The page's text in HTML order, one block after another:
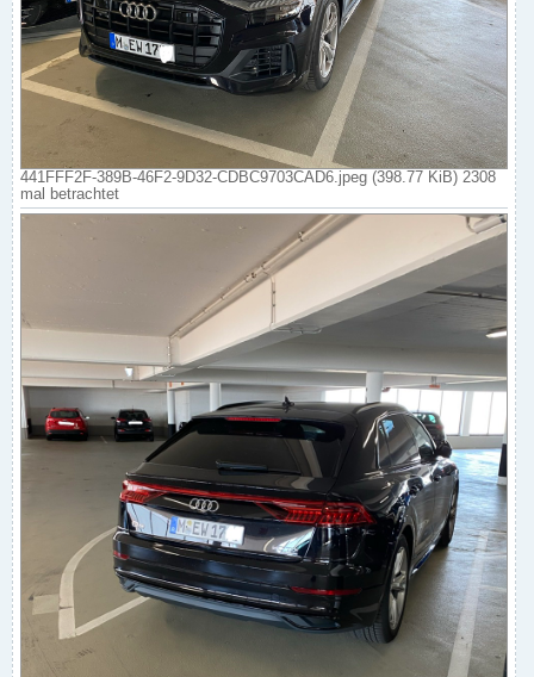
441FFF2F-389B-46F2-9D32-CDBC9703CAD6.jpeg (398.77 KiB) 2308
mal betrachtet